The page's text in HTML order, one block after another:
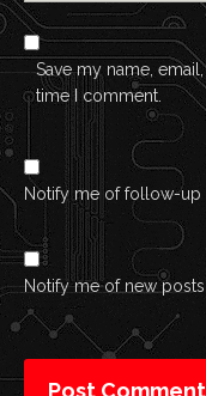
Save my name,
time I comment.
Notify me of follow-
Notify me of new